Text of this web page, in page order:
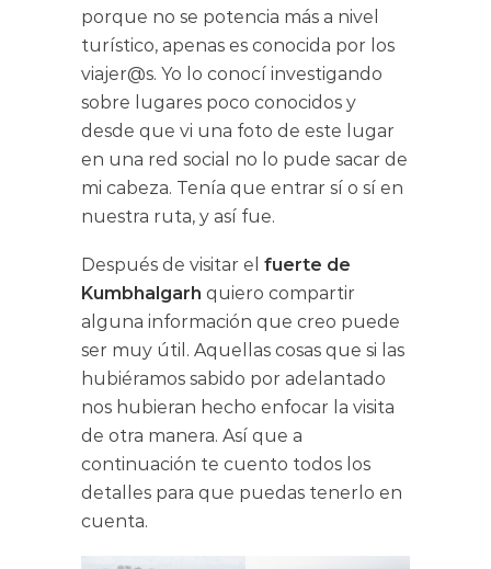
porque no se potencia más a nivel
turístico, apenas es conocida por los
viajer@s. Yo lo conocí investigando
sobre lugares poco conocidos y
desde que vi una foto de este lugar
en una red social no lo pude sacar de
mi cabeza. Tenía que entrar sí o sí en
nuestra ruta, y así fue.
Después de visitar el fuerte de
Kumbhalgarh quiero compartir
alguna información que creo puede
ser muy útil. Aquellas cosas que si las
hubiéramos sabido por adelantado
nos hubieran hecho enfocar la visita
de otra manera. Así que a
continuación te cuento todos los
detalles para que puedas tenerlo en
cuenta.